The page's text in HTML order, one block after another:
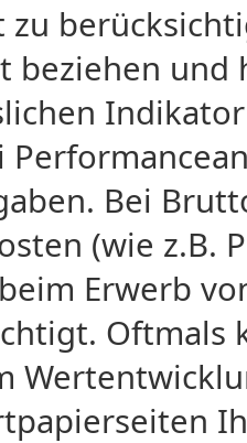
zu
beziehen
Bei
(wie z.B.
Erwerb
Oftmals